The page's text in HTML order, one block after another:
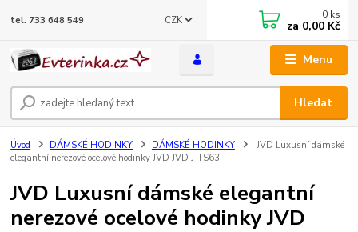
Menu
CZK
Hledat
tel. 733 648 549 0 ks
za 0,00 Kč
Úvod DÁMSKÉ HODINKY DÁMSKÉ HODINKY
JVD Luxusní dámské
elegantní nerezové ocelové hodinky JVD JVD J-TS63
JVD Luxusní dámské elegantní
nerezové ocelové hodinky JVD